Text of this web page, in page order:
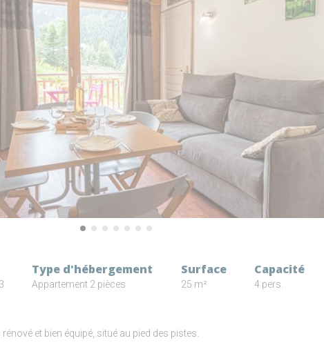
Type d'hébergement
Appartement 2 pièces
Surface
25 m²
Capacité
4 pers.
et bien équipé, situé au pied des pistes.